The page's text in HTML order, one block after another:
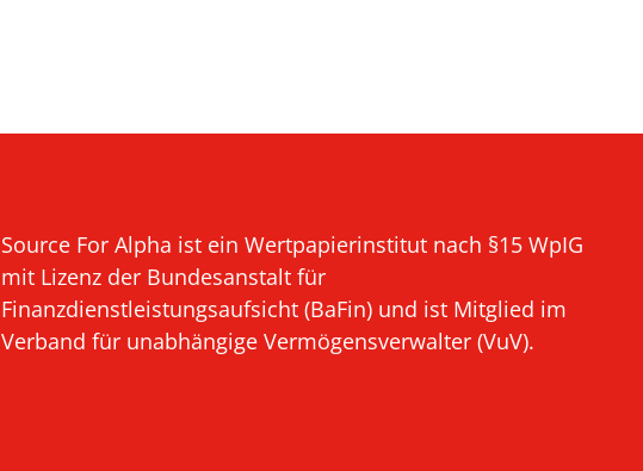
Source For Alpha ist ein Wertpapierinstitut nach §15 WpIG
mit Lizenz der Bundesanstalt für
Finanzdienstleistungsaufsicht (BaFin) und ist Mitglied im
Verband für unabhängige Vermögensverwalter (VuV).